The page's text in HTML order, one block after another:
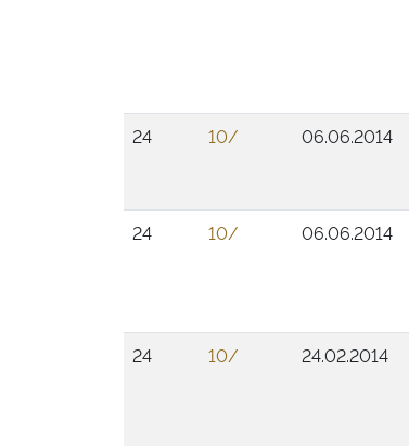
24
10/ 06.06.2014
24
10/ 06.06.2014
24
10/ 24.02.2014